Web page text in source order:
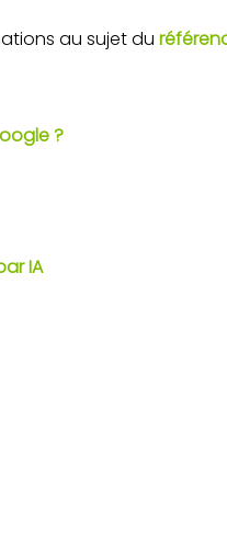
au sujet du
?
IA